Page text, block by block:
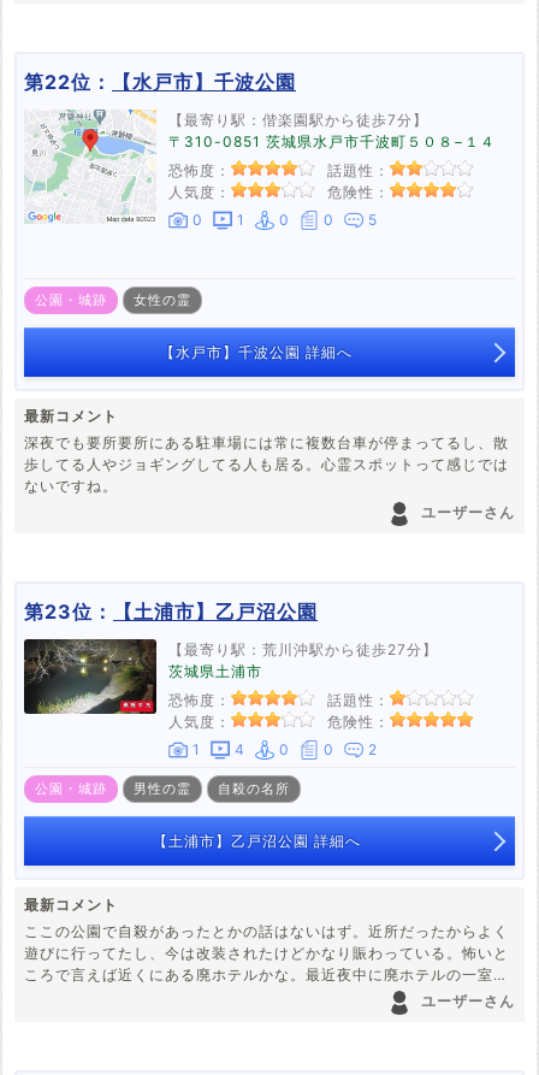
第22位： 【水戸市】千波公園
【最寄り駅：偕楽園駅から徒歩7分】
〒310-0851 茨城県水戸市千波町５０８−１４
恐怖度：
話題性：
人気度：
危険性：
0
1 0 0 5
公園・城跡 女性の霊
【水戸市】千波公園 詳細へ
最新コメント
深夜でも要所要所にある駐車場には常に複数台車が停まってるし、散
歩してる人やジョギングしてる人も居る。心霊スポットって感じでは
ないですね。
ユーザーさん
第23位： 【土浦市】乙戸沼公園
【最寄り駅：荒川沖駅から徒歩27分】
茨城県土浦市
恐怖度：
話題性：
人気度：
危険性：
1
4 0 0 2
公園・城跡 男性の霊 自殺の名所
【土浦市】乙戸沼公園 詳細へ
最新コメント
ここの公園で自殺があったとかの話はないはず。近所だったからよく
遊びに行ってたし、今は改装されたけどかなり賑わっている。怖いと
ころで言えば近くにある廃ホテルかな。最近夜中に廃ホテルの一室で
ユーザーさん